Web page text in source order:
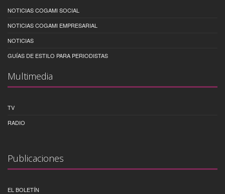
NOTICIAS COGAMI SOCIAL
NOTICIAS COGAMI EMPRESARIAL
NOTICIAS
GUÍAS DE ESTILO PARA PERIODISTAS
Multimedia
TV
RADIO
Publicaciones
EL BOLETÍN